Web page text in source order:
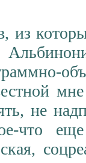
из
не
что